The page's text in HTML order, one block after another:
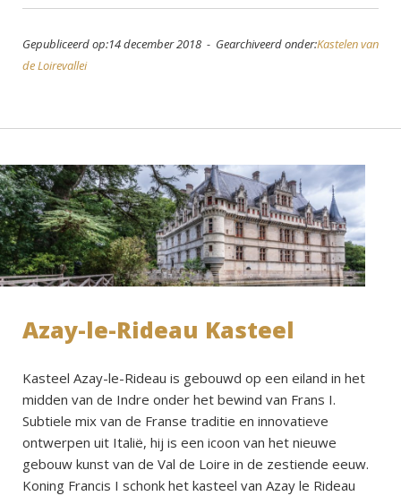
Gepubliceerd op:14 december 2018 - Gearchiveerd onder:Kastelen van
de Loirevallei
Azay-le-Rideau Kasteel
Kasteel Azay-le-Rideau is gebouwd op een eiland in het
midden van de Indre onder het bewind van Frans I.
Subtiele mix van de Franse traditie en innovatieve
ontwerpen uit Italië, hij is een icoon van het nieuwe
gebouw kunst van de Val de Loire in de zestiende eeuw.
Koning Francis I schonk het kasteel van Azay le Rideau